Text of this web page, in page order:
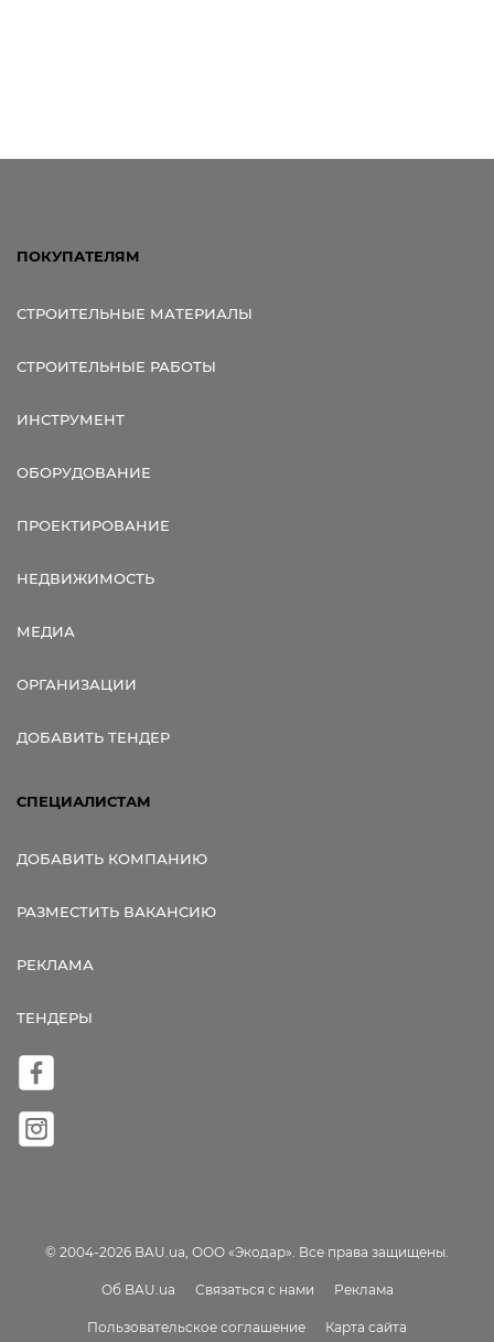
ПОКУПАТЕЛЯМ
СТРОИТЕЛЬНЫЕ МАТЕРИАЛЫ
СТРОИТЕЛЬНЫЕ РАБОТЫ
ИНСТРУМЕНТ
ОБОРУДОВАНИЕ
ПРОЕКТИРОВАНИЕ
НЕДВИЖИМОСТЬ
МЕДИА
ОРГАНИЗАЦИИ
ДОБАВИТЬ ТЕНДЕР
СПЕЦИАЛИСТАМ
ДОБАВИТЬ КОМПАНИЮ
РАЗМЕСТИТЬ ВАКАНСИЮ
РЕКЛАМА
ТЕНДЕРЫ
© 2004-2026 BAU.ua, ООО «Экодар». Все права защищены.
Об BAU.ua Связаться с нами Реклама
Пользовательское соглашение Карта сайта